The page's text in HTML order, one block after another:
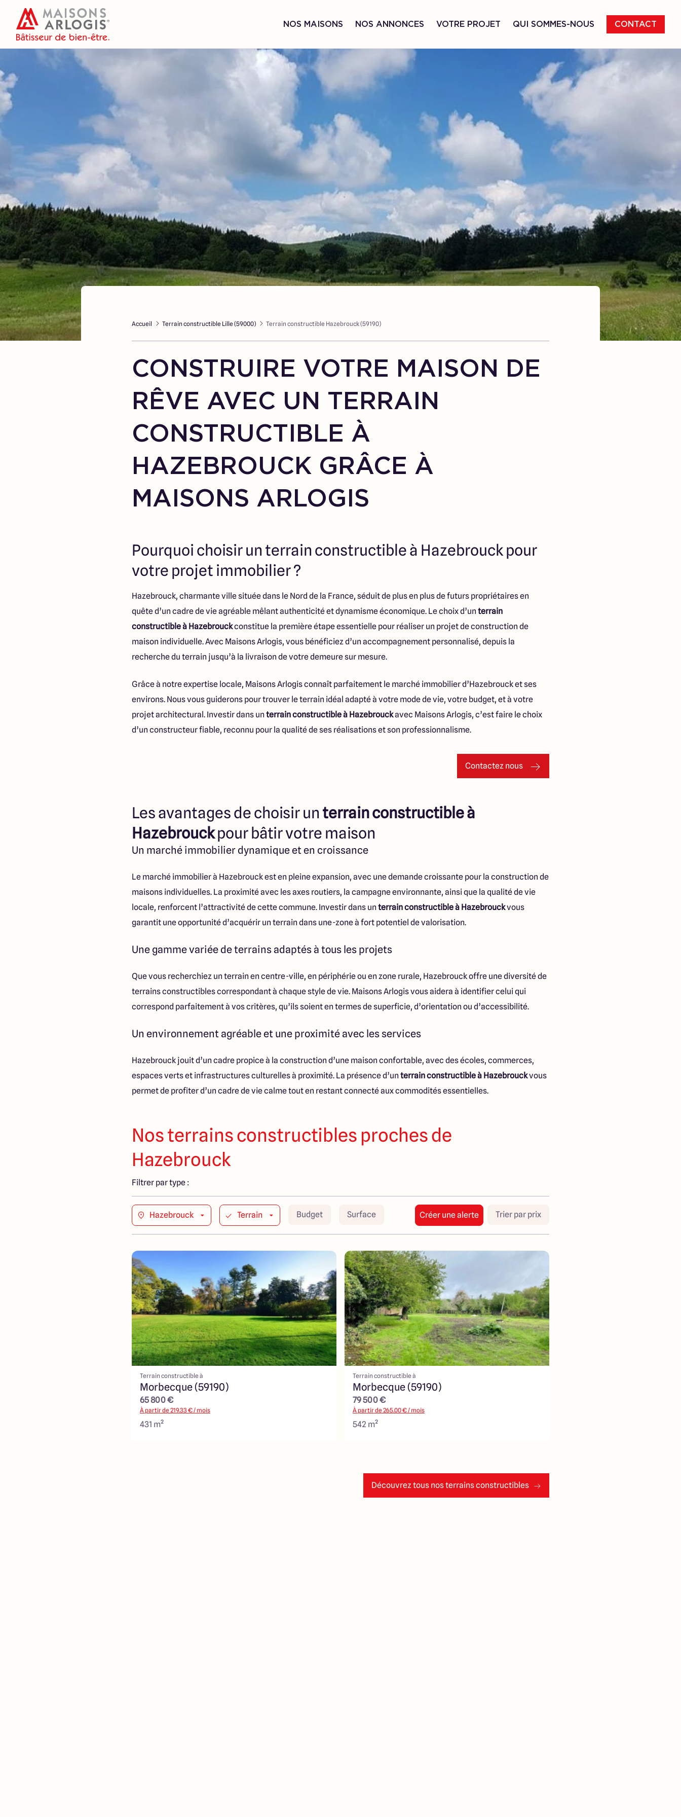
NOS MAISONS NOS ANNONCES VOTRE PROJET QUI SOMMES-NOUS CONTACT
Accueil Terrain constructible Lille (59000) Terrain constructible Hazebrouck (59190)
CONSTRUIRE VOTRE MAISON DE
RÊVE AVEC UN TERRAIN
CONSTRUCTIBLE À
HAZEBROUCK GRÂCE À
MAISONS ARLOGIS
Pourquoi choisir un terrain constructible à Hazebrouck pour
votre projet immobilier ?
Hazebrouck, charmante ville située dans le Nord de la France, séduit de plus en plus de futurs propriétaires en
quête d’un cadre de vie agréable mêlant authenticité et dynamisme économique. Le choix d’un terrain
constructible à Hazebrouckconstitue la première étape essentielle pour réaliser un projet de construction de
maison individuelle. Avec Maisons Arlogis, vous bénéficiez d’un accompagnement personnalisé, depuis la
recherche du terrain jusqu’à la livraison de votre demeure sur mesure.
Grâce à notre expertise locale, Maisons Arlogis connaît parfaitement le marché immobilier d’Hazebrouck et ses
environs. Nous vous guiderons pour trouver le terrain idéal adapté à votre mode de vie, votre budget, et à votre
projet architectural. Investir dans un terrain constructible à Hazebrouckavec Maisons Arlogis, c’est faire le choix
d’un constructeur fiable, reconnu pour la qualité de ses réalisations et son professionnalisme.
Contactez nous
Les avantages de choisir unterrain constructible à
Hazebrouckpour bâtir votre maison
Un marché immobilier dynamique et en croissance
Le marché immobilier à Hazebrouck est en pleine expansion, avec une demande croissante pour la construction de
maisons individuelles. La proximité avec les axes routiers, la campagne environnante, ainsi que la qualité de vie
locale, renforcent l’attractivité de cette commune. Investir dans un terrain constructible à Hazebrouckvous
garantit une opportunité d’acquérir un terrain dans une-zone à fort potentiel de valorisation.
Une gamme variée de terrains adaptés à tous les projets
Que vous recherchiez un terrain en centre-ville, en périphérie ou en zone rurale, Hazebrouck offre une diversité de
terrains constructibles correspondant à chaque style de vie. Maisons Arlogis vous aidera à identifier celui qui
correspond parfaitement à vos critères, qu’ils soient en termes de superficie, d’orientation ou d’accessibilité.
Un environnement agréable et une proximité avec les services
Hazebrouck jouit d’un cadre propice à la construction d’une maison confortable, avec des écoles, commerces,
espaces verts et infrastructures culturelles à proximité. La présence d’un terrain constructible à Hazebrouckvous
permet de profiter d’un cadre de vie calme tout en restant connecté aux commodités essentielles.
Nos terrains constructibles proches de
Hazebrouck
Filtrer par type :
Hazebrouck Terrain Budget Surface Créer une alerte Trier par prix
Terrain constructible à
Morbecque (59190)
65 800 €
À partir de219.33€ / mois
431 m²
Terrain constructible à
Morbecque (59190)
79 500 €
À partir de265.00€ / mois
542 m²
Découvrez tous nos terrains constructibles